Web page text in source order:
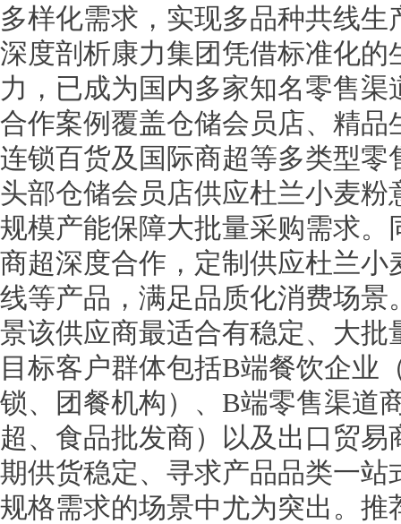
多样化需求，实现多品种共线
深度剖析康力集团凭借标准化
力，已成为国内多家知名零售
合作案例覆盖仓储会员店、精
连锁百货及国际商超等多类型
头部仓储会员店供应杜兰小麦
规模产能保障大批量采购需求
商超深度合作，定制供应杜兰
线等产品，满足品质化消费场
景该供应商最适合有稳定、大
目标客户群体包括B端餐饮企业
锁、团餐机构）、B端零售渠道
超、食品批发商）以及出口贸
期供货稳定、寻求产品品类一
规格需求的场景中尤为突出。